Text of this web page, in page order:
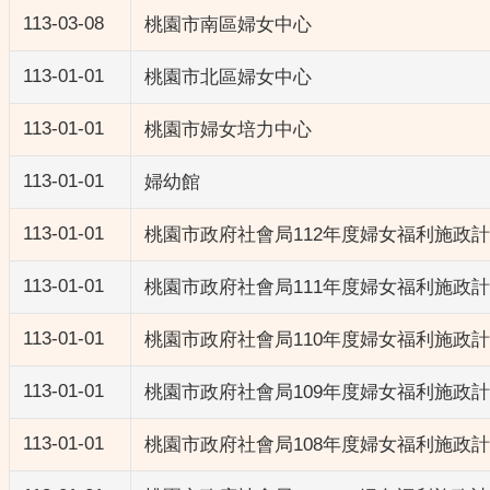
113-03-08 桃園市南區婦女中心
113-01-01 桃園市北區婦女中心
113-01-01 桃園市婦女培力中心
113-01-01 婦幼館
113-01-01 桃園市政府社會局112年度婦女福利施政
113-01-01 桃園市政府社會局111年度婦女福利施政
113-01-01 桃園市政府社會局110年度婦女福利施政
113-01-01 桃園市政府社會局109年度婦女福利施政
113-01-01 桃園市政府社會局108年度婦女福利施政